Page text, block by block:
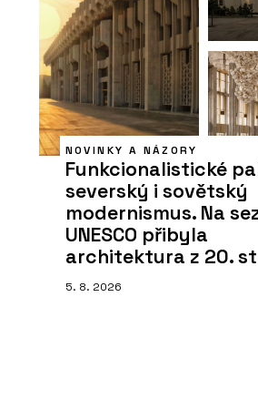
NOVINKY A NÁZORY
Funkcionalistické
severský i sovětský
modernismus. Na
UNESCO přibyla
architektura z 20.
5. 8. 2026